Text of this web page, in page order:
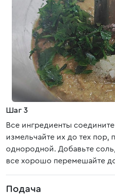
Шаг 3
Все ингредиенты
измельчайте их до тех пор,
однородной. Добавьте
все хорошо перемешайте
Подача